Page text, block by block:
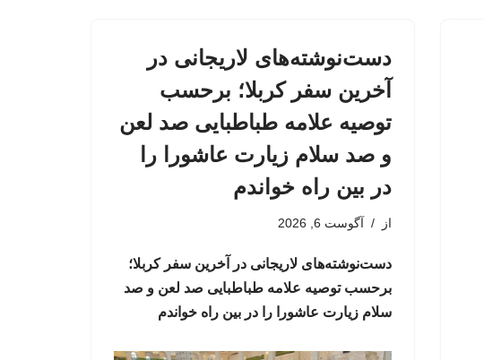
دست‌نوشته‌های لاریجانی در
آخرین سفر کربلا؛ برحسب
توصیه علامه طباطبایی صد لعن
و صد سلام زیارت عاشورا را
در بین راه خواندم
از آگوست 6, 2026
دست‌نوشته‌های لاریجانی در آخرین سفر کربلا؛
برحسب توصیه علامه طباطبایی صد لعن و صد
سلام زیارت عاشورا را در بین راه خواندم